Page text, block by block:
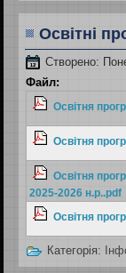
Освітні
Створено:
Файл:
Освітня
Освітня
Освітня
2025-2026 н.р..pdf
Освітня
Категорія: